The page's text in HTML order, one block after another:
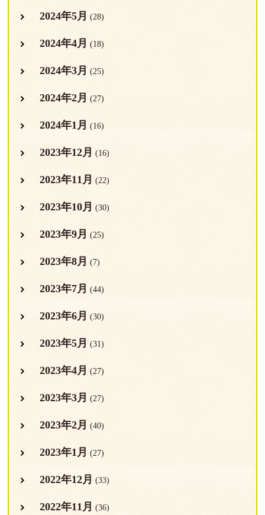
2024年5月 (28)
2024年4月 (18)
2024年3月 (25)
2024年2月 (27)
2024年1月 (16)
2023年12月 (16)
2023年11月 (22)
2023年10月 (30)
2023年9月 (25)
2023年8月 (7)
2023年7月 (44)
2023年6月 (30)
2023年5月 (31)
2023年4月 (27)
2023年3月 (27)
2023年2月 (40)
2023年1月 (27)
2022年12月 (33)
2022年11月 (36)